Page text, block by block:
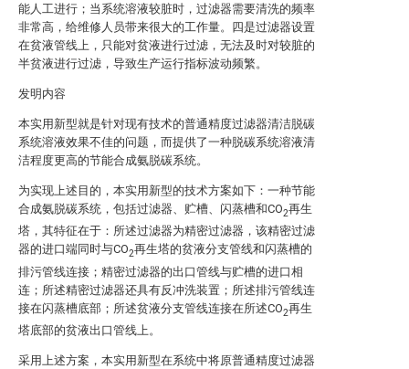
能人工进行；当系统溶液较脏时，过滤器需要清洗的频率
非常高，给维修人员带来很大的工作量。四是过滤器设置
在贫液管线上，只能对贫液进行过滤，无法及时对较脏的
半贫液进行过滤，导致生产运行指标波动频繁。
发明内容
本实用新型就是针对现有技术的普通精度过滤器清洁脱碳
系统溶液效果不佳的问题，而提供了一种脱碳系统溶液清
洁程度更高的节能合成氨脱碳系统。
为实现上述目的，本实用新型的技术方案如下：一种节能
合成氨脱碳系统，包括过滤器、贮槽、闪蒸槽和CO2再生
塔，其特征在于：所述过滤器为精密过滤器，该精密过滤
器的进口端同时与CO2再生塔的贫液分支管线和闪蒸槽的
排污管线连接；精密过滤器的出口管线与贮槽的进口相
连；所述精密过滤器还具有反冲洗装置；所述排污管线连
接在闪蒸槽底部；所述贫液分支管线连接在所述CO2再生
塔底部的贫液出口管线上。
采用上述方案，本实用新型在系统中将原普通精度过滤器